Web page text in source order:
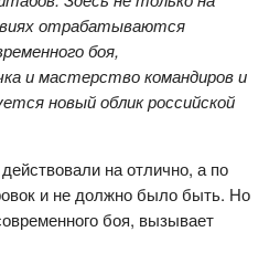
отрабатываются
боя,
и мастерство командиров и
новый облик российской
на отлично, а по
и не должно было быть. Но
боя, вызывает